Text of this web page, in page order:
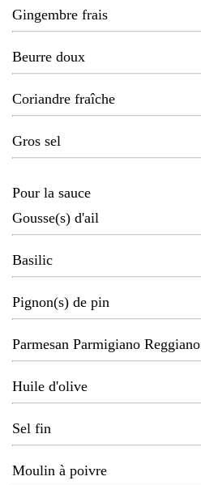
Gingembre frais
Beurre doux
Coriandre fraîche
Gros sel
Pour la sauce
Gousse(s) d'ail
Basilic
Pignon(s) de pin
Parmesan Parmigiano Reggiano
Huile d'olive
Sel fin
Moulin à poivre